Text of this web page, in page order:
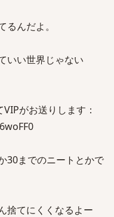
んだよ。
いい世界じゃない
がお送りします：
30までのニートとかで
捨てにくくなるよー